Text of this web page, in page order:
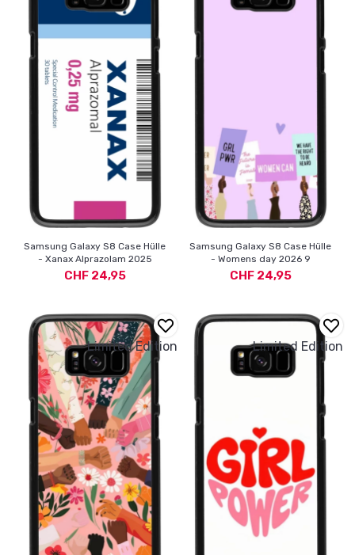
Samsung Galaxy S8 Case Hülle
- Xanax Alprazolam 2025
CHF 24,95
Samsung Galaxy S8 Case Hülle
- Womens day 2026 9
CHF 24,95
Limited Edition Limited Edition